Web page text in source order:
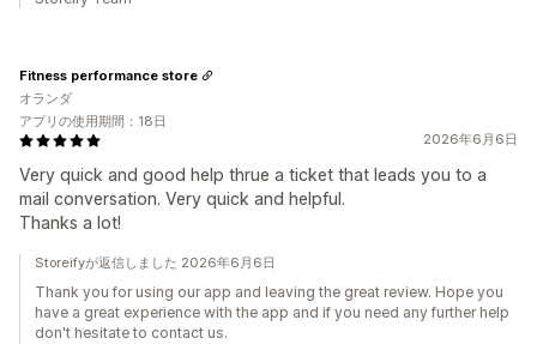
2026年6月6日
Very quick and good help thrue a ticket that leads you to a
mail conversation. Very quick and helpful.
Thanks a lot!
Fitness performance store
オランダ
アプリの使用期間：18日
Storeifyが返信しました 2026年6月6日
Thank you for using our app and leaving the great review. Hope you
have a great experience with the app and if you need any further help
don't hesitate to contact us.